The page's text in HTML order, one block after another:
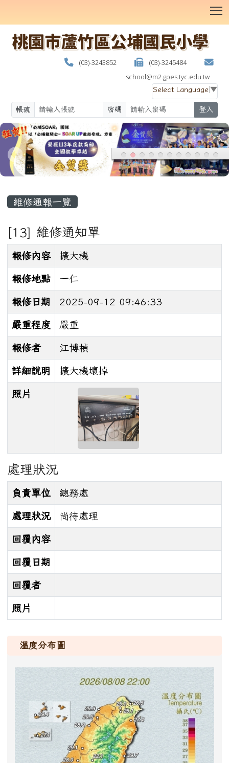
(03)-3243852
(03)-3245484
school@m2.gpes.tyc.edu.tw
Select Language ▼
帳號 密碼 登入
維修通報一覽
[13] 維修通知單
報修內容 擴大機
報修地點 一仁
報修日期 2025-09-12 09:46:33
嚴重程度 嚴重
報修者 江博楨
詳細說明 擴大機壞掉
照片
處理狀況
負責單位 總務處
處理狀況 尚待處理
回覆內容
回覆日期
回覆者
照片
溫度分布圖